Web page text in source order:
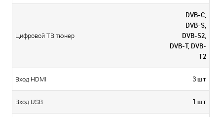
Цифровой ТВ тюнер
DVB-C,
DVB-S,
DVB-S2,
DVB-T, DVB-
T2
Вход HDMI 3 шт
Вход USB 1 шт